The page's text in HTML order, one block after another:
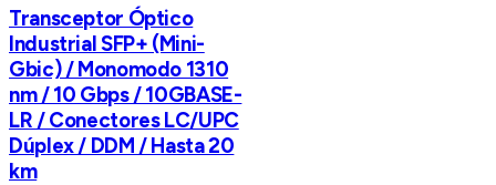
Transceptor Óptico
Industrial SFP+ (Mini-
Gbic) / Monomodo 1310
nm / 10 Gbps / 10GBASE-
LR / Conectores LC/UPC
Dúplex / DDM / Hasta 20
km